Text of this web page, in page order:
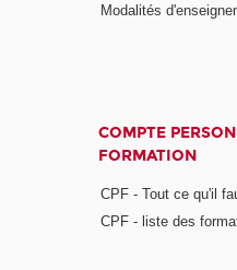
Modalités
COMPTE
FORMATION
CPF - Tout ce qu'il
CPF - liste des